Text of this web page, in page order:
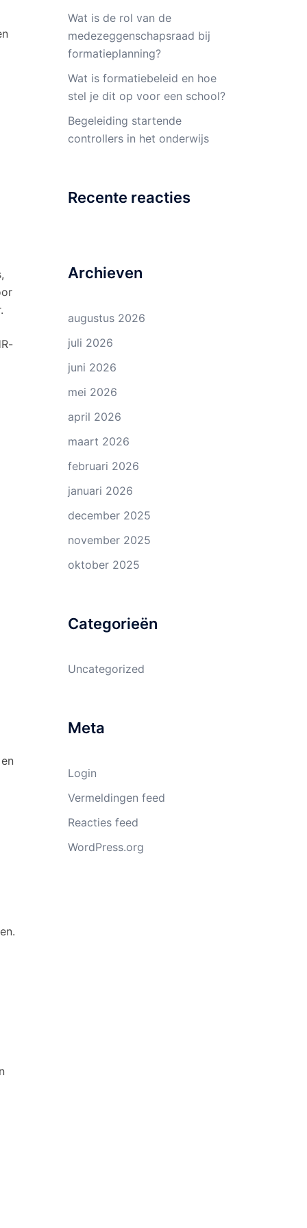
Wat is de rol van de
medezeggenschapsraad bij
formatieplanning?
Wat is formatiebeleid en hoe
stel je dit op voor een school?
Begeleiding startende
controllers in het onderwijs
Recente reacties
Archieven
augustus 2026
juli 2026
juni 2026
mei 2026
april 2026
maart 2026
februari 2026
januari 2026
december 2025
november 2025
oktober 2025
Categorieën
Uncategorized
Meta
Login
Vermeldingen feed
Reacties feed
WordPress.org